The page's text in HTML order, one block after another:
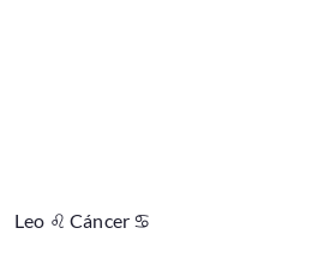
Leo ♌ Cáncer ♋